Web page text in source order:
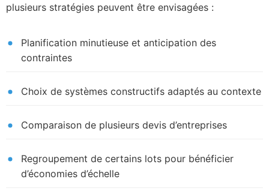
plusieurs stratégies peuvent être envisagées :
Planification minutieuse et anticipation des
contraintes
Choix de systèmes constructifs adaptés au contexte
Comparaison de plusieurs devis d’entreprises
Regroupement de certains lots pour bénéficier
d’économies d’échelle